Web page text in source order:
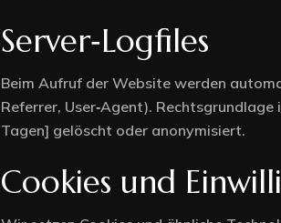
Server‑Logfiles
Beim Aufruf der Website werden
Referrer, User‑Agent).
Tagen] gelöscht oder anonymisiert.
Cookies und